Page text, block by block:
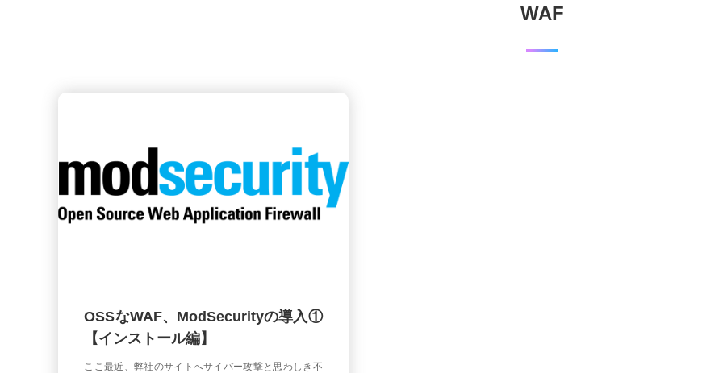
WAF
OSSなWAF、ModSecurityの導入①
【インストール編】
ここ最近、弊社のサイトへサイバー攻撃と思わしき不